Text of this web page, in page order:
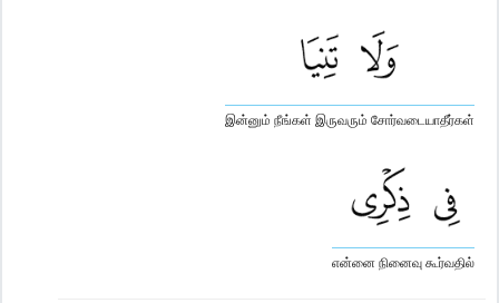
இன்னும் நீங்கள் இருவரும் சோர்வடையாதீர்கள்
என்னை நினைவு கூர்வதில்